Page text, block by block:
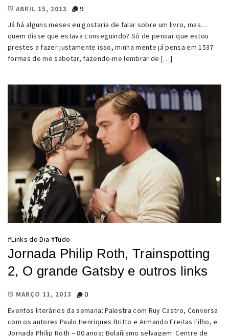
ABRIL 15, 2013
9
Já há alguns meses eu gostaria de falar sobre um livro, mas…
quem disse que estava conseguindo? Só de pensar que estou
prestes a fazer justamente isso, minha mente já pensa em 1537
formas de me sabotar, fazendo-me lembrar de […]
#Links do Dia #Tudo
Jornada Philip Roth, Trainspotting
2, O grande Gatsby e outros links
MARÇO 11, 2013
0
Eventos literários da semana: Palestra com Ruy Castro, Conversa
com os autores Paulo Henriques Britto e Armando Freitas Filho, e
Jornada Philip Roth – 80 anos; Bolañismo selvagem: Centre de